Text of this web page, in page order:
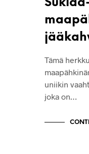
Tämä
uniikin
joka on…